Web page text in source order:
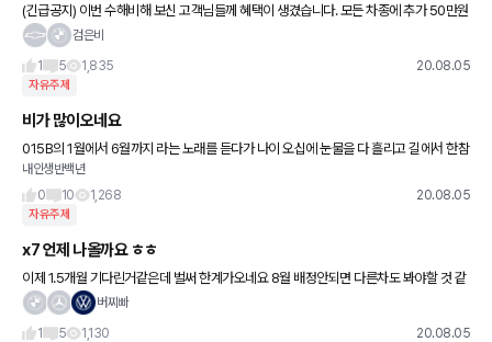
(긴급공지) 이번 수해비해 보신 고객님들께 혜택이 생겼습니다. 모든 차종에 추가 50만원
할인이 적용되세요. 그리고 취득세 경우, 기존 차 연식상관없이 기존 취득세 납부하신금액
검은비
1
5 1,835 20.08.05
자유주제
비가 많이오네요
015B의 1월에서 6월까지 라는 노래를 듣다가 나이 오십에 눈물을 다 흘리고 길에서 한참
을 듣고 서 있었네요. 모두 안전 운전 하세요.
내인생반백년
0
10 1,268 20.08.05
자유주제
x7 언제 나올까요 ㅎㅎ
이제 1.5개월 기다린거같은데 벌써 한계가오네요 8월 배정안되면 다른차도 봐야할 것 같
아요 대기적은 가솔린 suv있으면 추천 부탁드립니다.^^ 매번 기다리다가 다른차 사는 거
버찌빠
1
5 1,130 20.08.05